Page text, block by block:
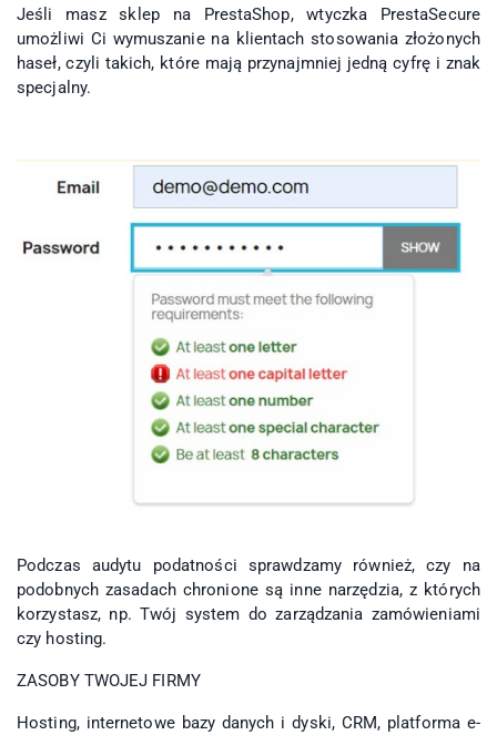
Jeśli masz sklep na PrestaShop, wtyczka PrestaSecure
umożliwi Ci wymuszanie na klientach stosowania złożonych
haseł, czyli takich, które mają przynajmniej jedną cyfrę i znak
specjalny.
Podczas audytu podatności sprawdzamy również, czy na
podobnych zasadach chronione są inne narzędzia, z których
korzystasz, np. Twój system do zarządzania zamówieniami
czy hosting.
ZASOBY TWOJEJ FIRMY
Hosting, internetowe bazy danych i dyski, CRM, platforma e-